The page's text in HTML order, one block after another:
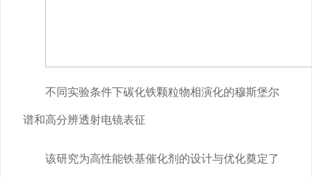
不同实验条件下碳化铁颗粒物相演化的穆斯堡尔
谱和高分辨透射电镜表征
该研究为高性能铁基催化剂的设计与优化奠定了